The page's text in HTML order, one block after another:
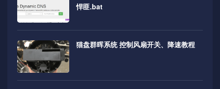
悍匪.bat
猫盘群晖系统 控制风扇开关、降速教程